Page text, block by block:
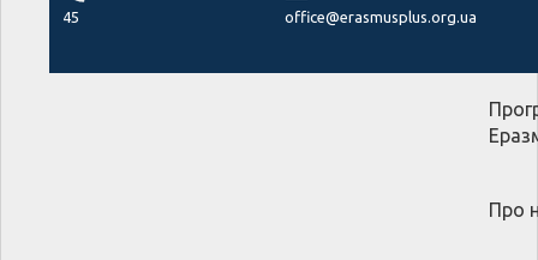
45
office@erasmusplus.org.ua
Про